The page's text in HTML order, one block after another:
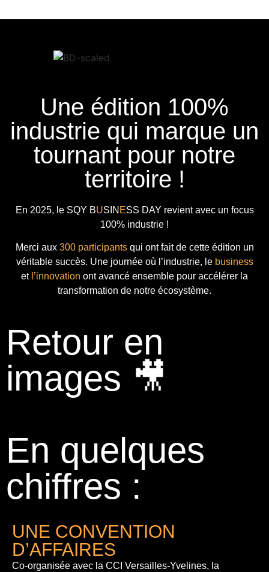
Une édition 100%
industrie qui marque un
tournant pour notre
territoire !
En 2025, le SQY BUSIN ESS DAY revient avec un focus
100% industrie !
Merci aux 300 participantsqui ont fait de cette édition un
véritable succès. Une journée où l’industrie, le business
et l’innovation ont avancé ensemble pour accélérer la
transformation de notre écosystème.
Retour en
images 🎥
En quelques
chiffres :
UNE CONVENTION
D’AFFAIRES
Co-organisée avec la CCI Versailles-Yvelines, la